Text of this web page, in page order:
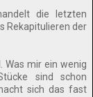
die letzten
Rekapitulieren der
Was mir ein wenig
sind schon
sich das fast